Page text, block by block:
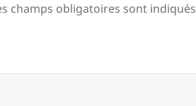
champs obligatoires sont indiqués